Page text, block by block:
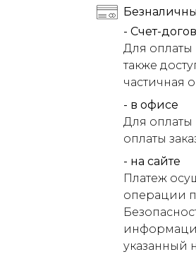
- Счет-
Для оплаты
также
частичная
- в офисе
Для оплаты
оплаты
- на сайте
Платеж
операции
указанный